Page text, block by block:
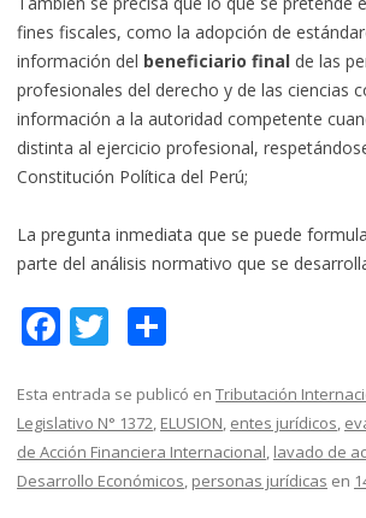
fines fiscales, como la adopción de
información del beneficiario final de las
profesionales del derecho y de las ciencias
información a la autoridad competente
distinta al ejercicio profesional,
Constitución Política del Perú;
La pregunta inmediata que se puede
parte del análisis normativo que se
F
e
b
o
T
itt
er
m
p
ar
Esta entrada se publicó en Tributación
Legislativo N° 1372, ELUSION, entes jurídicos,
de Acción Financiera Internacional, lavado de
Desarrollo Económicos, personas jurídicas en